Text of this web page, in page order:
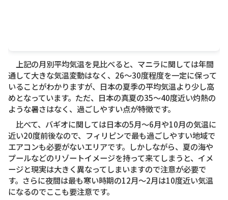
上記の月別平均気温を見比べると、マニラに関しては年間
通して大きな気温変動はなく、26〜30度程度を一定に保って
いることがわかりますが、日本の夏季の平均気温より少し高
めとなっています。ただ、日本の真夏の35〜40度近い灼熱の
ような暑さはなく、過ごしやすい点が特徴です。
比べて、バギオに関しては日本の5月〜6月や10月の気温に
近い20度前後なので、フィリピンで最も過ごしやすい地域で
エアコンも必要がないエリアです。しかしながら、夏の海や
プールなどのリゾートイメージを持って来てしまうと、イメ
ージと現実は大きく異なってしまいますので注意が必要で
す。さらに夜間は最も寒い時期の12月〜2月は10度近い気温
になるのでここも要注意です。